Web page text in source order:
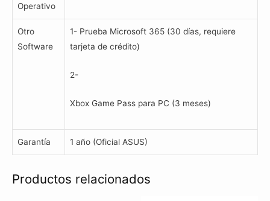
Operativo
Otro
Software
1- Prueba Microsoft 365 (30 días, requiere
tarjeta de crédito)
2-
Xbox Game Pass para PC (3 meses)
Garantía 1 año (Oficial ASUS)
Productos relacionados